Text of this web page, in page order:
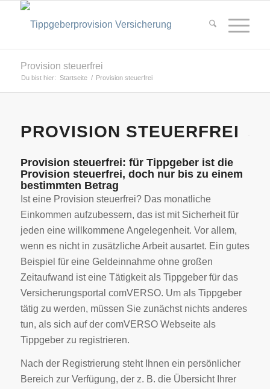
Provision steuerfrei
Du bist hier: Startseite / Provision steuerfrei
PROVISION STEUERFREI
Provision steuerfrei: für Tippgeber ist die
Provision steuerfrei, doch nur bis zu einem
bestimmten Betrag
Ist eine Provision steuerfrei? Das monatliche
Einkommen aufzubessern, das ist mit Sicherheit für
jeden eine willkommene Angelegenheit. Vor allem,
wenn es nicht in zusätzliche Arbeit ausartet. Ein gutes
Beispiel für eine Geldeinnahme ohne großen
Zeitaufwand ist eine Tätigkeit als Tippgeber für das
Versicherungsportal comVERSO. Um als Tippgeber
tätig zu werden, müssen Sie zunächst nichts anderes
tun, als sich auf der comVERSO Webseite als
Tippgeber zu registrieren.
Nach der Registrierung steht Ihnen ein persönlicher
Bereich zur Verfügung, der z. B. die Übersicht Ihrer